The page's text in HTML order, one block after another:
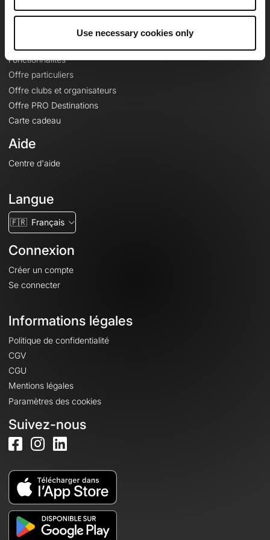
Use necessary cookies only
Fonctionnalités
Offre particuliers
Offre clubs et organisateurs
Offre PRO Destinations
Carte cadeau
Aide
Centre d'aide
Langue
🇫🇷 Français
Connexion
Créer un compte
Se connecter
Informations légales
Politique de confidentialité
CGV
CGU
Mentions légales
Paramètres des cookies
Suivez-nous